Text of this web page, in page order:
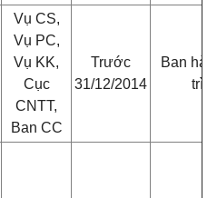
Vụ CS,
Vụ PC,
Vụ KK,
Cục
CNTT,
Ban CC
Trước
31/12/2014
Ban